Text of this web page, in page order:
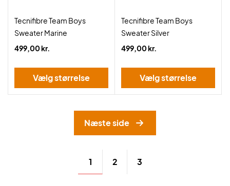
Tecnifibre Team Boys
Sweater Marine
499,00 kr.
Vælg størrelse
Tecnifibre Team Boys
Sweater Silver
499,00 kr.
Vælg størrelse
Næste side
1 2 3